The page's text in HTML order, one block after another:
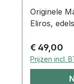
Originele
Eliros,
Normale
€ 49,00
Prijzen incl.